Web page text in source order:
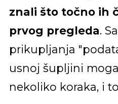
znali što točno ih
prvog pregleda.
prikupljanja
usnoj šupljini
nekoliko koraka, i